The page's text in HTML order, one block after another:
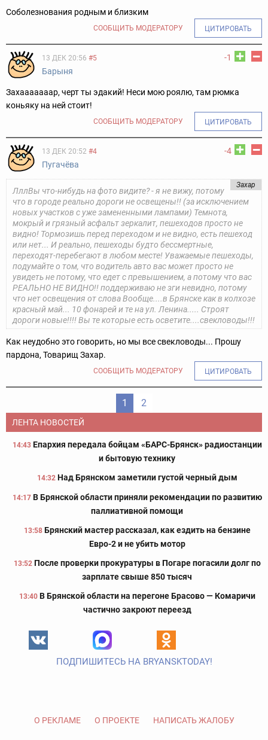
Соболезнования родным и близким
СООБЩИТЬ МОДЕРАТОРУ ЦИТИРОВАТЬ
-1
13 ДЕК 20:56 #5
Барыня
Захааааааар, черт ты эдакий! Неси мою роялю, там рюмка
коньяку на ней стоит!
СООБЩИТЬ МОДЕРАТОРУ ЦИТИРОВАТЬ
-4
13 ДЕК 20:52 #4
Пугачёва
Захар
ЛллВы что-нибудь на фото видите? - я не вижу, потому
что в городе реально дороги не освещены!! (за исключением
новых участков с уже замененными лампами) Темнота,
мокрый и грязный асфальт зеркалит, пешеходов просто не
видно! Тормозишь перед переходом и не видно, есть пешеход
или нет... И реально, пешеходы будто бессмертные,
переходят-перебегают в любом месте! Уважаемые пешеходы,
подумайте о том, что водитель авто вас может просто не
увидеть не потому, что едет с превышением, а потому что вас
РЕАЛЬНО НЕ ВИДНО!! поддерживаю не зги невидно, потому
что нет освещения от слова Вообще....в Брянске как в колхозе
красный май... 10 фонарей и те на ул. Ленина..... Строят
дороги новые!!!! Вы те которые есть осветите....свекловоды!!!
Как неудобно это говорить, но мы все свекловоды... Прошу
пардона, Товарищ Захар.
СООБЩИТЬ МОДЕРАТОРУ ЦИТИРОВАТЬ
1 2
ЛЕНТА НОВОСТЕЙ
14:43 Епархия передала бойцам «БАРС-Брянск» радиостанции
и бытовую технику
14:32 Над Брянском заметили густой черный дым
14:17 В Брянской области приняли рекомендации по развитию
паллиативной помощи
13:58 Брянский мастер рассказал, как ездить на бензине
Евро-2 и не убить мотор
13:52 После проверки прокуратуры в Погаре погасили долг по
зарплате свыше 850 тысяч
13:40 В Брянской области на перегоне Брасово — Комаричи
частично закроют переезд
ПОДПИШИТЕСЬ НА BRYANSKTODAY!
О РЕКЛАМЕ О ПРОЕКТЕ НАПИСАТЬ ЖАЛОБУ